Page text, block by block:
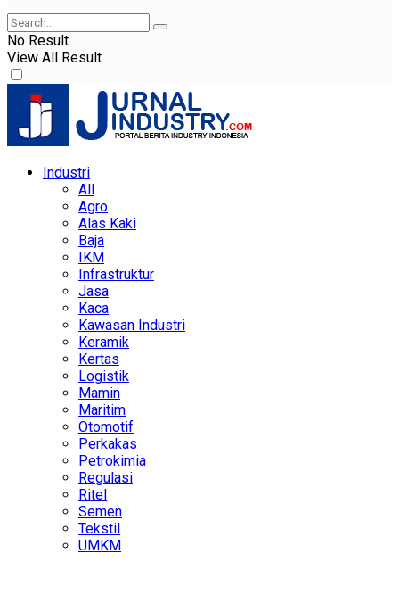
No Result
View All Result
Industri
All
Agro
Alas Kaki
Baja
IKM
Infrastruktur
Jasa
Kaca
Kawasan Industri
Keramik
Kertas
Logistik
Mamin
Maritim
Otomotif
Perkakas
Petrokimia
Regulasi
Ritel
Semen
Tekstil
UMKM